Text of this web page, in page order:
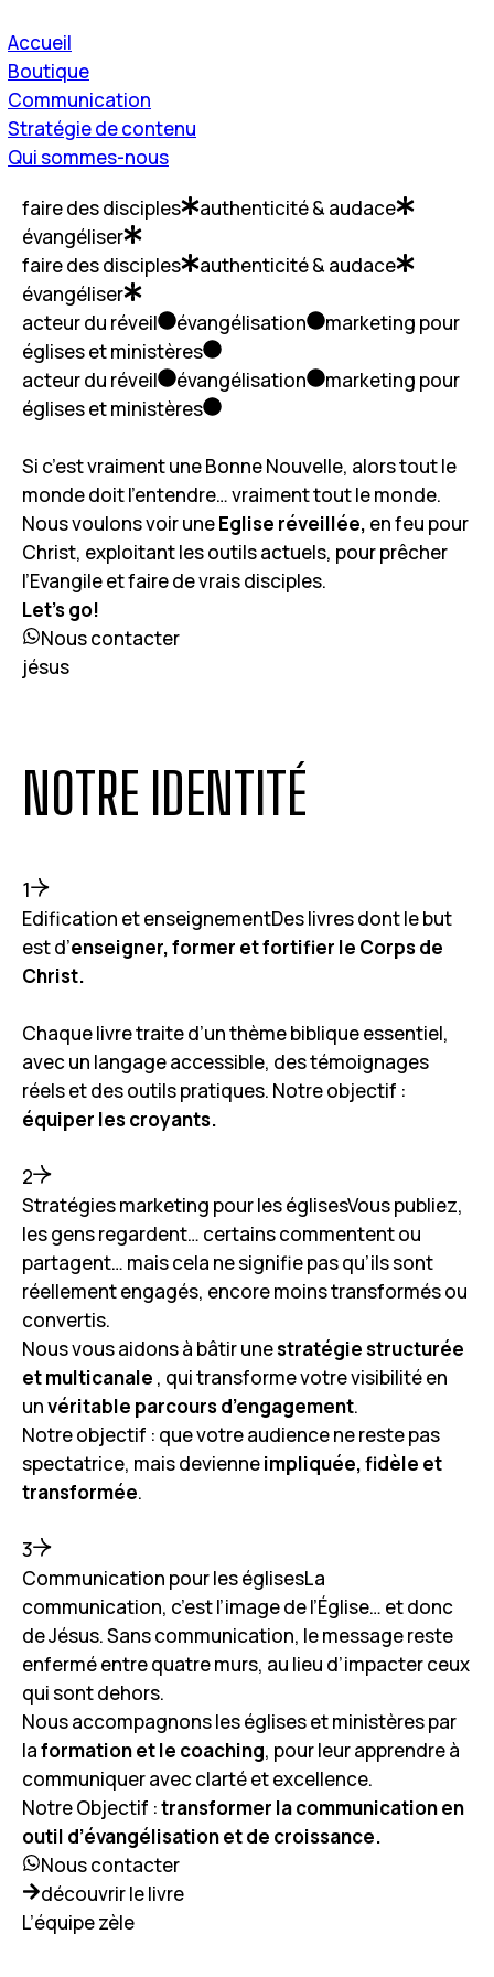
Accueil
Boutique
Communication
Stratégie de contenu
Qui sommes-nous
faire des disciples
authenticité & audace
évangéliser
faire des disciples
authenticité & audace
évangéliser
acteur du réveil
évangélisation
marketing pour
églises et ministères
acteur du réveil
évangélisation
marketing pour
églises et ministères
Si c’est vraiment une Bonne Nouvelle, alors tout le
monde doit l’entendre… vraiment tout le monde.
Nous voulons voir uneEglise réveillée, en feu pour
Christ, exploitant les outils actuels, pour prêcher
l’Evangile et faire de vrais disciples.
Let’s go!
Nous contacter
jésus
NOTRE IDENTITÉ
1
Edification et enseignementDes livres dont le but
est d’enseigner, former et fortifier le Corps de
Christ.
Chaque livre traite d’un thème biblique essentiel,
avec un langage accessible, des témoignages
réels et des outils pratiques. Notre objectif :
équiper les croyants.
2
Stratégies marketing pour les églisesVous publiez,
les gens regardent… certains commentent ou
partagent… mais cela ne signifie pas qu’ils sont
réellement engagés, encore moins transformés ou
convertis.
Nous vous aidons à bâtir unestratégie structurée
et multicanale , qui transforme votre visibilité en
unvéritable parcours d’engagement.
Notre objectif : que votre audience ne reste pas
spectatrice, mais devienneimpliquée, fidèle et
transformée.
3
Communication pour les églisesLa
communication, c’est l’image de l’Église… et donc
de Jésus. Sans communication, le message reste
enfermé entre quatre murs, au lieu d’impacter ceux
qui sont dehors.
Nous accompagnons les églises et ministères par
laformation et le coaching, pour leur apprendre à
communiquer avec clarté et excellence.
Notre Objectif :transformer la communication en
outil d’évangélisation et de croissance.
Nous contacter
découvrir le livre
L’équipe zèle